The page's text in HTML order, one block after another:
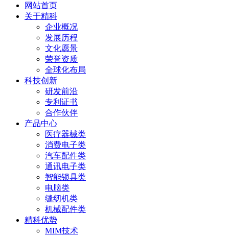
网站首页
关于精科
企业概况
发展历程
文化愿景
荣誉资质
全球化布局
科技创新
研发前沿
专利证书
合作伙伴
产品中心
医疗器械类
消费电子类
汽车配件类
通讯电子类
智能锁具类
电脑类
缝纫机类
机械配件类
精科优势
MIM技术